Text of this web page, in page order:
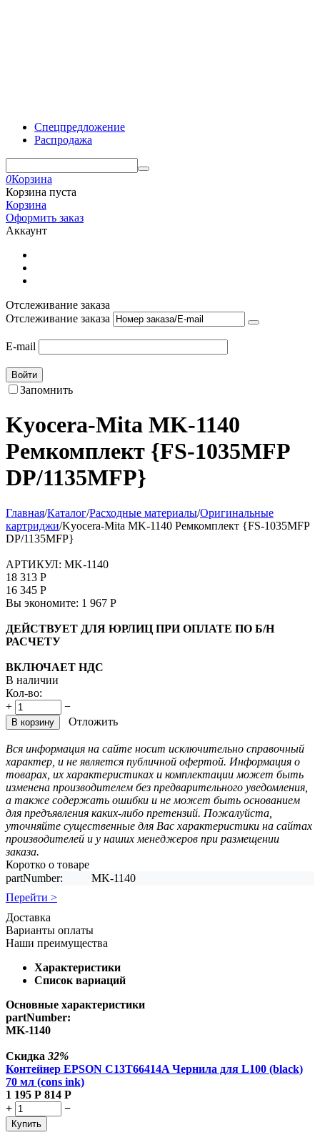
Спецпредложение
Распродажа
0Корзина
Корзина пуста
Корзина
Оформить заказ
Аккаунт
Отслеживание заказа
Отслеживание заказа
E-mail
Войти
Запомнить
Kyocera-Mita MK-1140
Ремкомплект {FS-1035MFP
DP/1135MFP}
Главная/Каталог/Расходные материалы/Оригинальные
картриджи/Kyocera-Mita MK-1140 Ремкомплект {FS-1035MFP
DP/1135MFP}
АРТИКУЛ: MK-1140
18 313 Р
16 345 Р
Вы экономите: 1 967 Р
ДЕЙСТВУЕТ ДЛЯ ЮРЛИЦ ПРИ ОПЛАТЕ ПО Б/Н
РАСЧЕТУ
ВКЛЮЧАЕТ НДС
В наличии
Кол-во:
+
−
В корзину Отложить
Вся информация на сайте носит исключительно справочный
характер, и не является публичной офертой. Информация о
товарах, их характеристиках и комплектации может быть
изменена производителем без предварительного уведомления,
а также содержать ошибки и не может быть основанием
для предъявления каких-либо претензий. Пожалуйста,
уточняйте существенные для Вас характеристики на сайтах
производителей и у наших менеджеров при размещении
заказа.
Коротко о товаре
partNumber:
MK-1140
Перейти >
Доставка
Варианты оплаты
Наши преимущества
Характеристики
Список вариаций
Основные характеристики
partNumber:
MK-1140
Скидка 32%
Контейнер EPSON C13T66414A Чернила для L100 (black)
70 мл (cons ink)
1 195 Р 814 Р
+
−
Купить